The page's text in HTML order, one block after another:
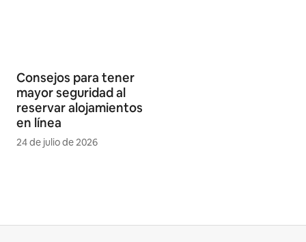
Consejos para tener
mayor seguridad al
reservar alojamientos
en línea
24 de julio de 2026